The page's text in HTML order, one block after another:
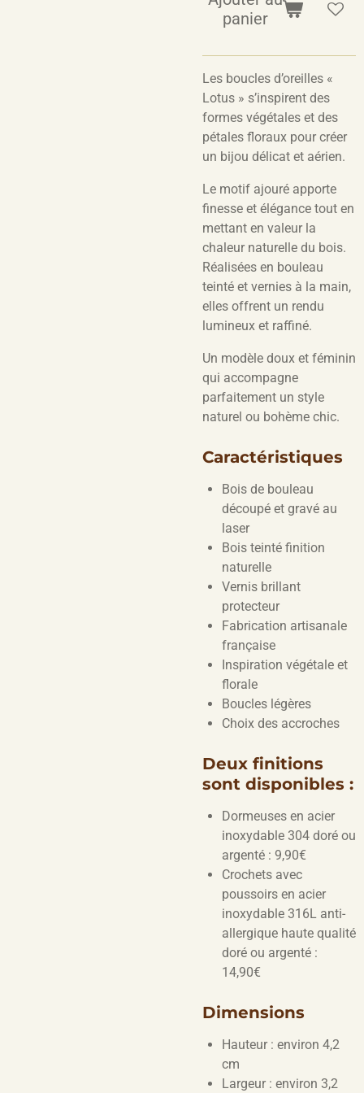
panier
Les boucles d’oreilles «
Lotus » s’inspirent des
formes végétales et des
pétales floraux pour créer
un bijou délicat et aérien.
Le motif ajouré apporte
finesse et élégance tout en
mettant en valeur la
chaleur naturelle du bois.
Réalisées en bouleau
teinté et vernies à la main,
elles offrent un rendu
lumineux et raffiné.
Un modèle doux et féminin
qui accompagne
parfaitement un style
naturel ou bohème chic.
Caractéristiques
Bois de bouleau
découpé et gravé au
laser
Bois teinté finition
naturelle
Vernis brillant
protecteur
Fabrication artisanale
française
Inspiration végétale et
florale
Boucles légères
Choix des accroches
Deux finitions
sont disponibles :
Dormeuses en acier
inoxydable 304 doré ou
argenté : 9,90€
Crochets avec
poussoirs en acier
inoxydable 316L anti-
allergique haute qualité
doré ou argenté :
14,90€
Dimensions
Hauteur : environ 4,2
cm
Largeur : environ 3,2